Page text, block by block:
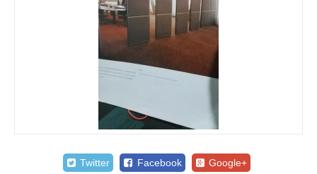
Twitter Facebook Google+